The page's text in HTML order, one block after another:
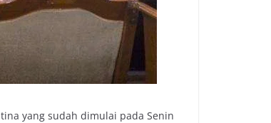
yang sudah dimulai pada Senin